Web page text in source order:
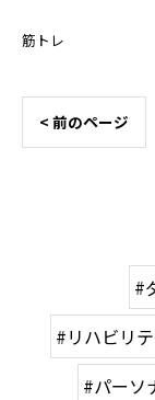
筋トレ
< 前のページ
#
#リハビリ
#パーソ